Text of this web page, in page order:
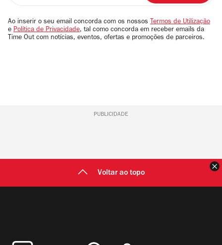
email
Ao inserir o seu email concorda com os nossos Termos de Utilização
e Política de Privacidade, tal como concorda em receber emails da
Time Out com notícias, eventos, ofertas e promoções de parceiros.
PUBLICIDADE
Voltar ao topo